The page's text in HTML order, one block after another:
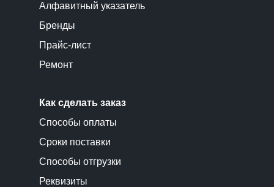
Алфавитный указатель
Бренды
Прайс-лист
Ремонт
Как сделать заказ
Способы оплаты
Сроки поставки
Способы отгрузки
Реквизиты